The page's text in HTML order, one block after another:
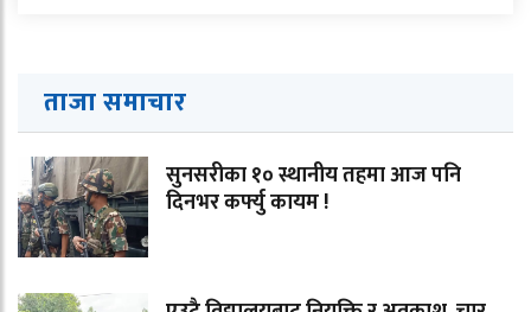
ताजा समाचार
सुनसरीका १० स्थानीय तहमा आज पनि
दिनभर कर्फ्यु कायम !